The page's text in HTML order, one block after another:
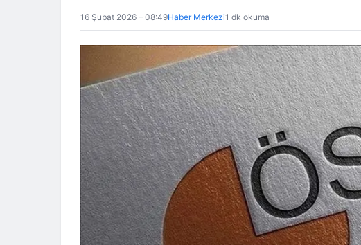
16 Şubat 2026 – 08:49Haber Merkezi1 dk okuma